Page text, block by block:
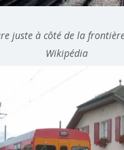
juste à côté de la
Wikipédia